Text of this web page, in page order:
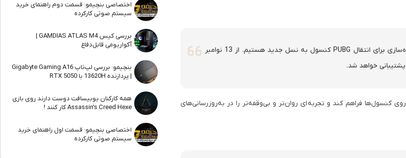
همان‌طور که در نقشه راه سال 2025 اشاره کردیم، مدتی می‌شود در حال آماده‌سازی برای انتقال PUBG کنسول به نسل جدید هستیم. از 13 نوامبر
استودیو این تغییر را «ضروری» می‌داند تا بتواند «محیطی پایدارتر برای بازی PUBG روی کنسول‌ها فراهم کند و تجربه‌ای روان‌تر و بی‌وقفه‌تر را در به‌روزرسانی‌های
اختصاصی بنچیمو: قسمت دوم راهنمای خرید
سیستم صوتی کارکرده
بررسی کیس GAMDIAS ATLAS M4 |
آکواریومی قابل‌دفاع
بنچیمو: بررسی لپ‌تاپ Gigabyte Gaming A16
| پردازنده 13620H با RTX 5050
همه کارکنان یوبیسافت دوست دارند روی بازی
Assassin’s Creed Hexe کار کنند !
اختصاصی بنچیمو: قسمت اول راهنمای خرید
سیستم صوتی کارکرده